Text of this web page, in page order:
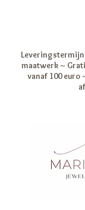
maatwerk ~
vanaf 100 euro